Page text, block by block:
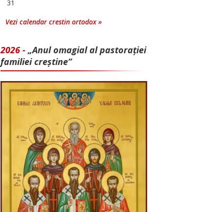
31
Vezi calendar crestin ortodox »
2026 - „Anul omagial al pastorației
familiei creștine”